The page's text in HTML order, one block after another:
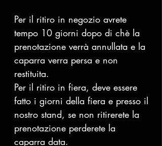
Per il ritiro in negozio avrete
tempo 10 giorni dopo di chè la
prenotazione verrà annullata e la
caparra verra persa e non
restituita.
Per il ritiro in fiera, deve essere
fatto i giorni della fiera e presso il
nostro stand, se non ritirerete la
prenotazione perderete la
caparra data.